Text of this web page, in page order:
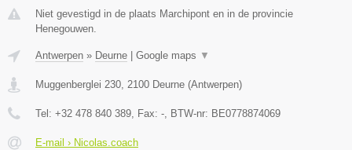
Niet gevestigd in de plaats Marchipont en in de provincie
Henegouwen.
Antwerpen » Deurne Google maps ▼
Muggenberglei 230, 2100 Deurne (Antwerpen)
Tel: +32 478 840 389, Fax: -, BTW-nr: BE0778874069
E-mail › Nicolas.coach